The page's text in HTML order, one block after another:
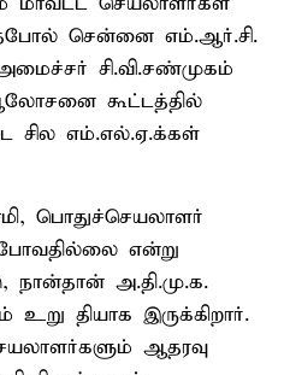
சென்னை எம்.ஆர்.சி.
சி.வி.சண்முகம்
கூட்டத்தில்
சில எம்.எல்.ஏ.க்கள்
பொதுச்செயலாளர்
என்று
நான்தான் அ.தி.மு.க.
தியாக இருக்கிறார்.
ஆதரவு